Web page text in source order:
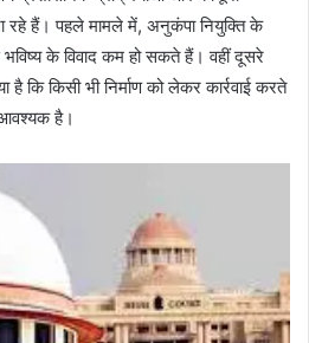
रहे हैं। पहले मामले में, अनुकंपा नियुक्ति के
के विवाद कम हो सकते हैं। वहीं दूसरे
कि किसी भी निर्माण को लेकर कार्रवाई करते
है।